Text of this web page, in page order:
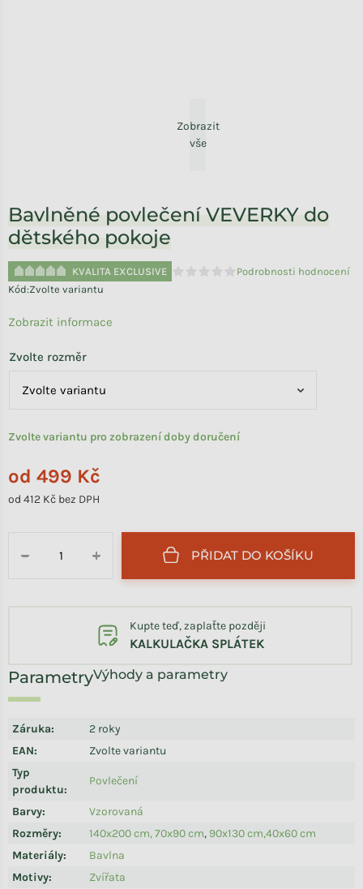
Zobrazit
vše
Bavlněné povlečení VEVERKY do
dětského pokoje
KVALITA EXCLUSIVE
Průměrné hodnocení produktu
Podrobnosti hodnocení
Kód:Zvolte variantu
od 499 Kč
od 412 Kč bez DPH
Zvolte variantu pro zobrazení doby doručení
Zvolte rozměr
+
− PŘIDAT DO KOŠÍKU
Výhody a parametry
Záruka:
2 roky
EAN:
Zvolte variantu
Typ
produktu:
Povlečení
Barvy:
Vzorovaná
Rozměry: 140x200 cm, 70x90 cm, 90x130 cm,40x60 cm
Materiály:
Bavlna
Motivy:
Zvířata
Kupte teď, zaplaťte později
KALKULAČKA SPLÁTEK
Zobrazit informace